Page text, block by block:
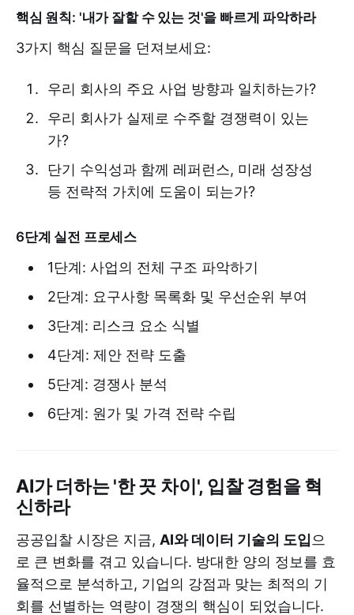
핵심 원칙: '내가 잘할 수 있는 것'을 빠르게 파악하라
3가지 핵심 질문을 던져보세요:
우리 회사의 주요 사업 방향과 일치하는가?
우리 회사가 실제로 수주할 경쟁력이 있는
가?
단기 수익성과 함께 레퍼런스, 미래 성장성
등 전략적 가치에 도움이 되는가?
6단계 실전 프로세스
1단계: 사업의 전체 구조 파악하기
2단계: 요구사항 목록화 및 우선순위 부여
3단계: 리스크 요소 식별
4단계: 제안 전략 도출
5단계: 경쟁사 분석
6단계: 원가 및 가격 전략 수립
AI가 더하는 '한 끗 차이', 입찰 경험을 혁
신하라
공공입찰 시장은 지금, AI와 데이터 기술의 도입 으
로 큰 변화를 겪고 있습니다. 방대한 양의 정보를 효
율적으로 분석하고, 기업의 강점과 맞는 최적의 기
회를 선별하는 역량이 경쟁의 핵심이 되었습니다.